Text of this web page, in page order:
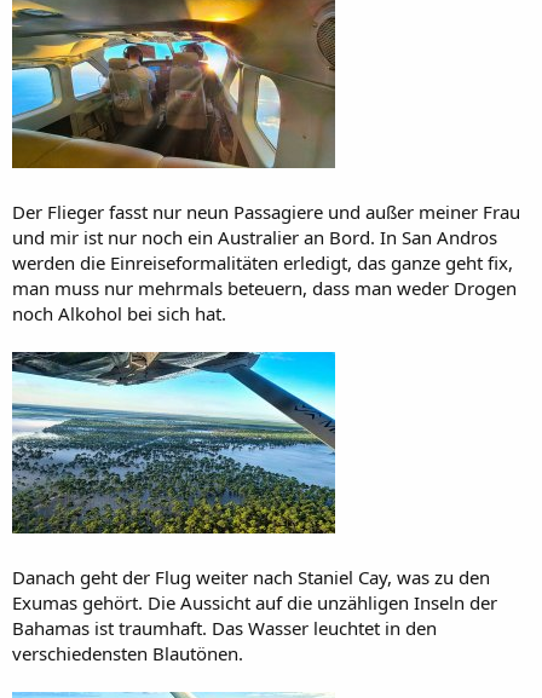
Der Flieger fasst nur neun Passagiere und außer meiner Frau
und mir ist nur noch ein Australier an Bord. In San Andros
werden die Einreiseformalitäten erledigt, das ganze geht fix,
man muss nur mehrmals beteuern, dass man weder Drogen
noch Alkohol bei sich hat.
Danach geht der Flug weiter nach Staniel Cay, was zu den
Exumas gehört. Die Aussicht auf die unzähligen Inseln der
Bahamas ist traumhaft. Das Wasser leuchtet in den
verschiedensten Blautönen.